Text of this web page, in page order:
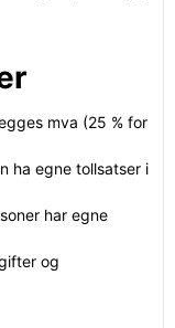
mva (25 % for
ha egne tollsatser i
har egne
og